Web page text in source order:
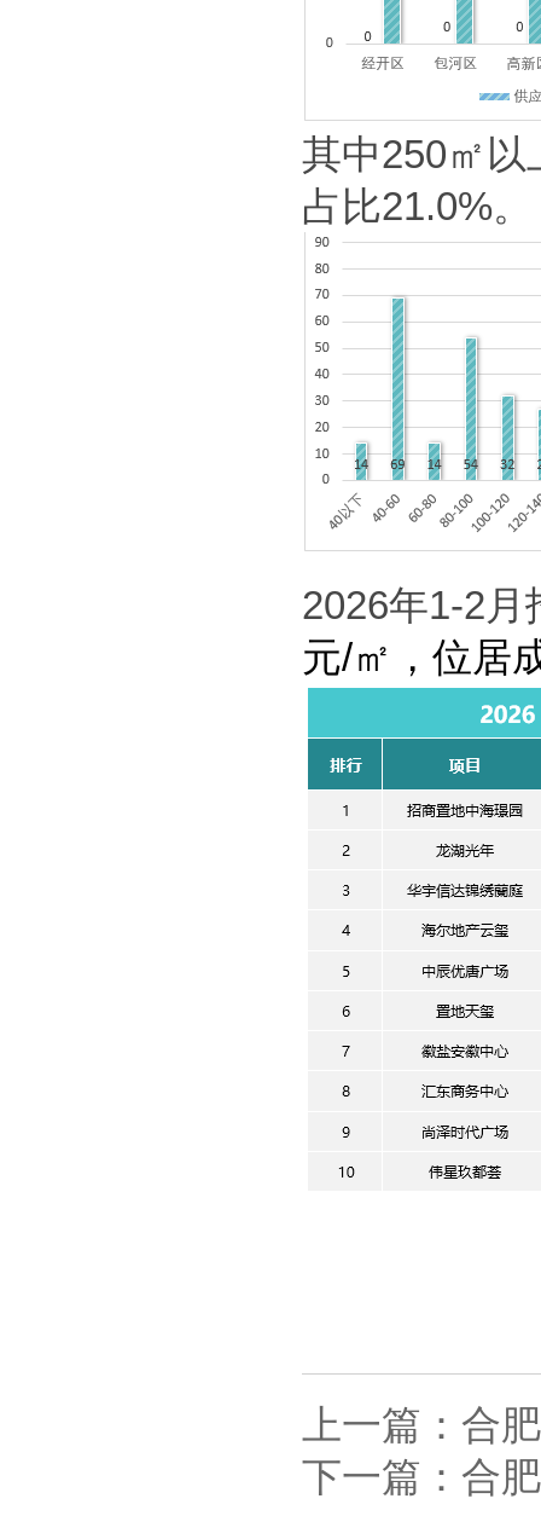
其中250㎡ 以
占比21.0%。
2026年1-2月
元/㎡ ， 位居
上一篇：合
下一篇：合